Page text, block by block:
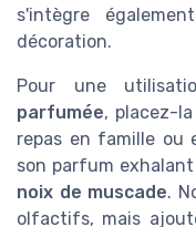
s'intègre
décoration.
Pour une
parfumée, placez-
repas en famille ou
son parfum
noix de muscade.
olfactifs, mais